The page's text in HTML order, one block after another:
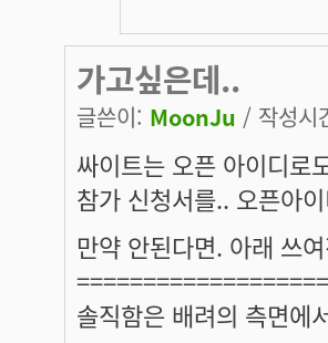
가고싶은데..
글쓴이: MoonJu / 작성
싸이트는 오픈 아이디로
참가 신청서를.. 오픈아
만약 안된다면. 아래 쓰
솔직함은 배려의 측면에